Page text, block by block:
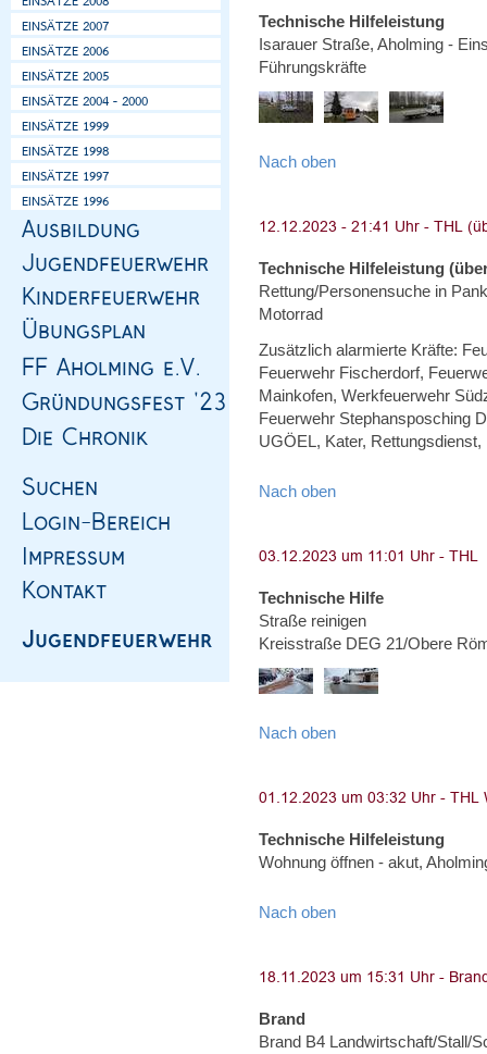
Technische Hilfeleistung
Isarauer Straße, Aholming -
Führungskräfte
Nach oben
Technische Hilfeleistung
Rettung/Personensuche in
Motorrad
Zusätzlich alarmierte Kräfte:
Feuerwehr Fischerdorf,
Mainkofen, Werkfeuerwehr
Feuerwehr Stephansposching
UGÖEL, Kater,
Nach oben
Technische Hilfe
Straße reinigen
Kreisstraße DEG 21/Obere
Nach oben
Technische Hilfeleistung
Wohnung öffnen - akut,
Nach oben
Brand
Brand B4 Landwirtschaft/Stall/